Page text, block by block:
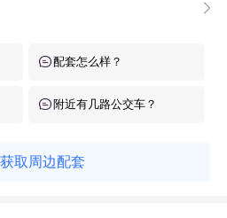
配套怎么样？
附近有几路公交车？
取周边配套